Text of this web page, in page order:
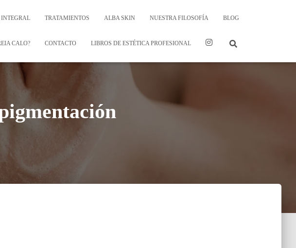
INTEGRAL TRATAMIENTOS ALBA SKIN NUESTRA FILOSOFÍA BLOG
CALO? CONTACTO LIBROS DE ESTÉTICA PROFESIONAL